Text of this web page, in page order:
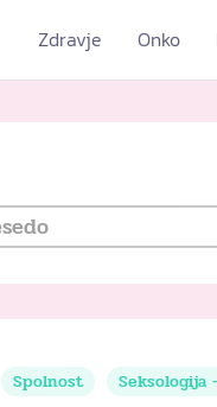
Zdravje Onko
Spolnost Seksologija